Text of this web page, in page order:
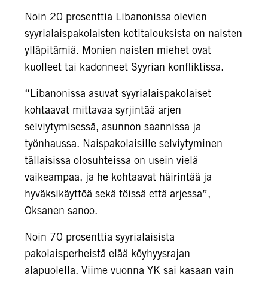
Noin 20 prosenttia Libanonissa olevien
syyrialaispakolaisten kotitalouksista on naisten
ylläpitämiä. Monien naisten miehet ovat
kuolleet tai kadonneet Syyrian konfliktissa.
“Libanonissa asuvat syyrialaispakolaiset
kohtaavat mittavaa syrjintää arjen
selviytymisessä, asunnon saannissa ja
työnhaussa. Naispakolaisille selviytyminen
tällaisissa olosuhteissa on usein vielä
vaikeampaa, ja he kohtaavat häirintää ja
hyväksikäyttöä sekä töissä että arjessa”,
Oksanen sanoo.
Noin 70 prosenttia syyrialaisista
pakolaisperheistä elää köyhyysrajan
alapuolella. Viime vuonna YK sai kasaan vain